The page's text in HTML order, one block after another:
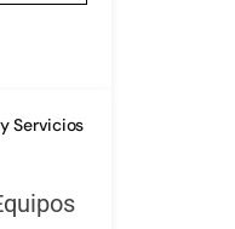
y Servicios